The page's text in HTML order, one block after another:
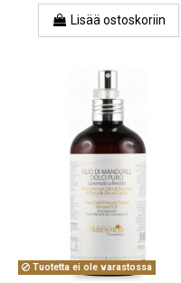
Lisää ostoskoriin
Tuotetta ei ole varastossa